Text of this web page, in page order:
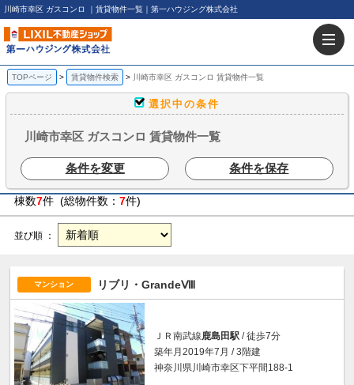
川崎市幸区 ガスコンロ ｜賃貸物件一覧｜第一ハウジング株式会社
TOPページ 賃貸物件検索 川崎市幸区 ガスコンロ 賃貸物件一覧
選択中の条件
川崎市幸区 ガスコンロ 賃貸物件一覧
条件を変更 条件を保存
棟数7件 (総物件数： 7件)
並び順 ：
マンション リブリ・GrandeⅧ
ＪＲ南武線鹿島田駅 / 徒歩7分
築年月2019年7月 / 3階建
神奈川県川崎市幸区下平間188-1